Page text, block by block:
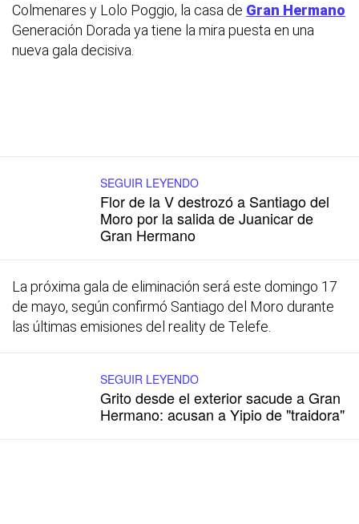
Colmenares y Lolo Poggio, la casa de Gran Hermano
Generación Dorada ya tiene la mira puesta en una
nueva gala decisiva.
SEGUIR LEYENDO
Flor de la V destrozó a Santiago del
Moro por la salida de Juanicar de
Gran Hermano
La próxima gala de eliminación será este domingo 17
de mayo, según confirmó Santiago del Moro durante
las últimas emisiones del reality de Telefe.
SEGUIR LEYENDO
Grito desde el exterior sacude a Gran
Hermano: acusan a Yipio de "traidora"